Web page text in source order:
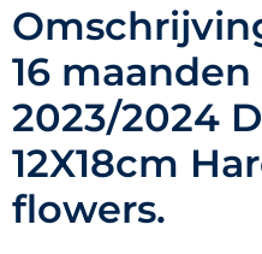
16
2023/2024
12X18cm
flowers.